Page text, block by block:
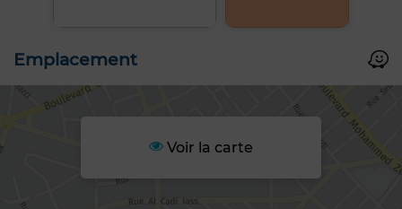
Emplacement
Voir la carte